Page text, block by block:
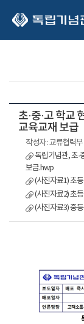
초·중·고 학교
교육교재 보급
작성자 : 교류협력부
독립기념관, 초·
보급.hwp
(사진자료1) 초
(사진자료2) 초
(사진자료3) 중